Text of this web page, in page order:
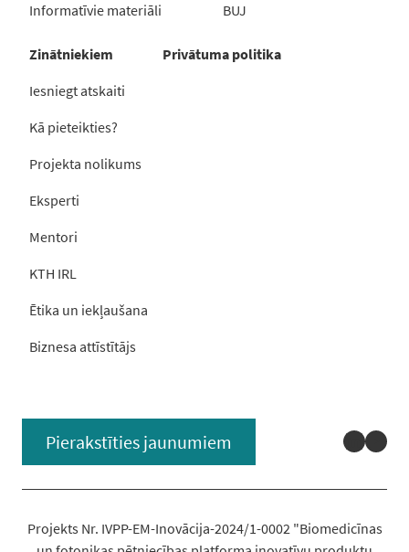
Informatīvie materiāli
BUJ
Zinātniekiem
Iesniegt atskaiti
Kā pieteikties?
Projekta nolikums
Eksperti
Mentori
KTH IRL
Ētika un iekļaušana
Biznesa attīstītājs
Privātuma politika
Pierakstīties jaunumiem
Projekts Nr. IVPP-EM-Inovācija-2024/1-0002 "Biomedicīnas